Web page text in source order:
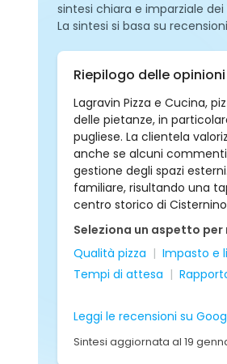
sintesi chiara e imparziale
La sintesi si basa su
Riepilogo delle
Lagravin Pizza e Cucina,
delle pietanze, in
pugliese. La clientela
anche se alcuni
gestione degli spazi
familiare, risultando una
centro storico di
Seleziona un aspetto
Qualità pizza
Impasto e
Tempi di attesa
Leggi le recensioni su
Sintesi aggiornata al 19